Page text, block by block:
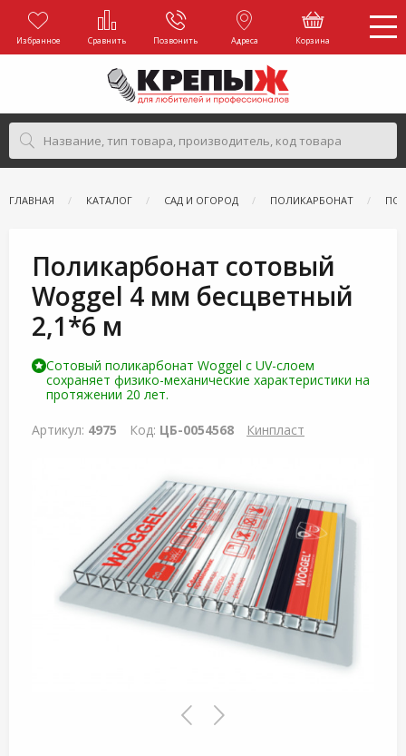
Избранное Сравнить Позвонить Адреса Корзина
ГЛАВНАЯ КАТАЛОГ САД И ОГОРОД ПОЛИКАРБОНАТ
Поликарбонат сотовый
Woggel 4 мм бесцветный
2,1*6 м
Сотовый поликарбонат Woggel с UV-слоем
сохраняет физико-механические характеристики на
протяжении 20 лет.
Артикул: 4975 Код: ЦБ-0054568 Кинпласт